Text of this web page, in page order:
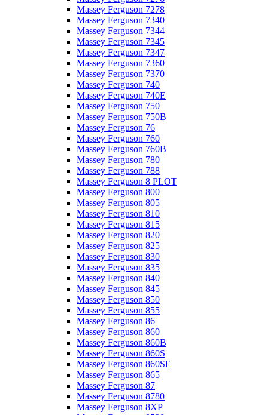
Massey Ferguson 7278
Massey Ferguson 7340
Massey Ferguson 7344
Massey Ferguson 7345
Massey Ferguson 7347
Massey Ferguson 7360
Massey Ferguson 7370
Massey Ferguson 740
Massey Ferguson 740E
Massey Ferguson 750
Massey Ferguson 750B
Massey Ferguson 76
Massey Ferguson 760
Massey Ferguson 760B
Massey Ferguson 780
Massey Ferguson 788
Massey Ferguson 8 PLOT
Massey Ferguson 800
Massey Ferguson 805
Massey Ferguson 810
Massey Ferguson 815
Massey Ferguson 820
Massey Ferguson 825
Massey Ferguson 830
Massey Ferguson 835
Massey Ferguson 840
Massey Ferguson 845
Massey Ferguson 850
Massey Ferguson 855
Massey Ferguson 86
Massey Ferguson 860
Massey Ferguson 860B
Massey Ferguson 860S
Massey Ferguson 860SE
Massey Ferguson 865
Massey Ferguson 87
Massey Ferguson 8780
Massey Ferguson 8XP